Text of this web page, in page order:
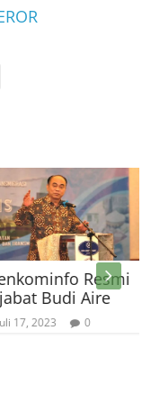
Resmi
Budi Aire
2023 0